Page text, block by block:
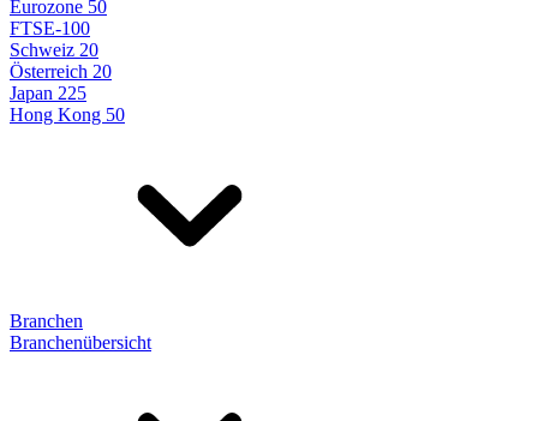
Eurozone 50
FTSE-100
Schweiz 20
Österreich 20
Japan 225
Hong Kong 50
Branchen
Branchenübersicht